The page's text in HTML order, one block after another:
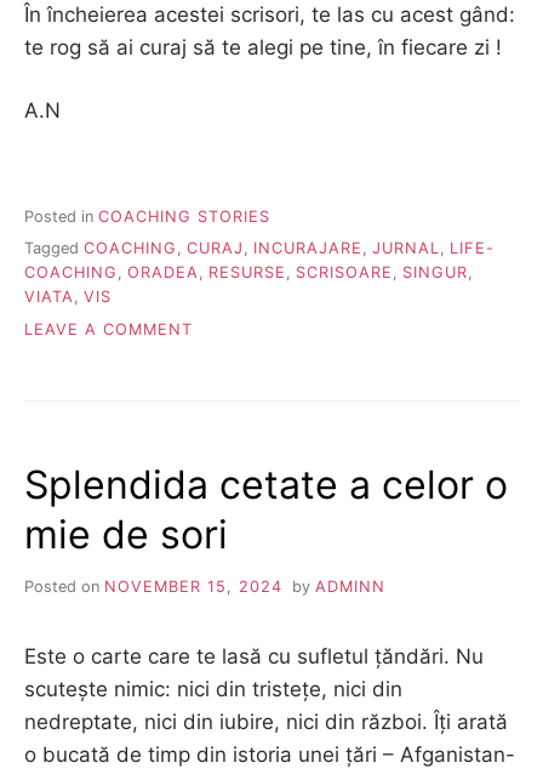
În încheierea acestei scrisori, te las cu acest gând:
te rog să ai curaj să te alegi pe tine, în fiecare zi !
A.N
Posted in COACHING STORIES
Tagged COACHING , CURAJ , INCURAJARE , JURNAL, LIFE-
COACHING , ORADEA, RESURSE , SCRISOARE , SINGUR,
VIATA, VIS
LEAVE A COMMENT
TĂU
Splendida cetate a celor o
mie de sori
Posted on NOVEMBER 15, 2024 by ADMINN
Este o carte care te lasă cu sufletul țăndări. Nu
scutește nimic: nici din tristețe, nici din
nedreptate, nici din iubire, nici din război. Îți arată
o bucată de timp din istoria unei țări – Afganistan-